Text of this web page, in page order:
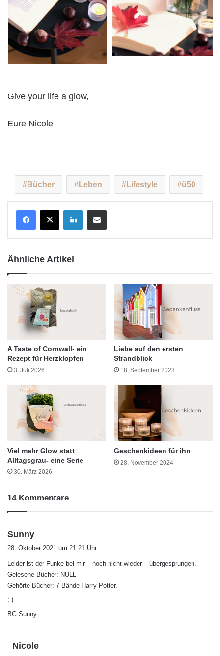
Give your life a glow,
Eure Nicole
Bücher Leben Lifestyle ü50
Ähnliche Artikel
A Taste of Cornwall- ein
Rezept für Herzklopfen
3. Juli 2026
Liebe auf den ersten
Strandblick
18. September 2023
Viel mehr Glow statt
Alltagsgrau- eine Serie
30. März 2026
Geschenkideen für ihn
28. November 2024
14 Kommentare
Sunny
t
28. Oktober 2021 um 21:21 Uhr
Leider ist der Funke bei mir – noch nicht wieder – übergesprungen.
Gelesene Bücher: NULL
Gehörte Bücher: 7 Bände Harry Potter.
:-)
BG Sunny
Nicole